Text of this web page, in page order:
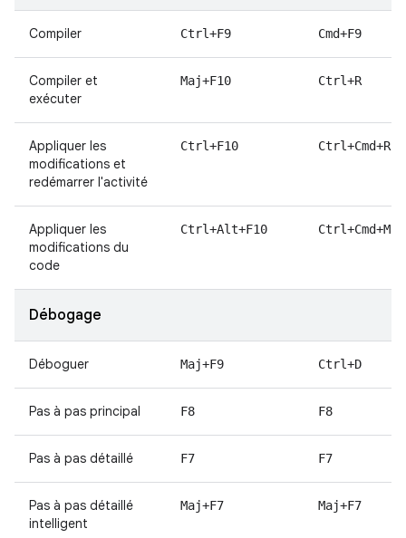
Compiler Ctrl+F9 Cmd+F9
Compiler et
exécuter
Maj+F10 Ctrl+R
Appliquer les
modifications et
redémarrer l'activité
Ctrl+F10 Ctrl+Cmd+R
Appliquer les
modifications du
code
Ctrl+Alt+F10
Débogage
Déboguer Maj+F9 Ctrl+D
Pas à pas principal F8 F8
Pas à pas détaillé F7 F7
Pas à pas détaillé
intelligent
Maj+F7 Maj+F7